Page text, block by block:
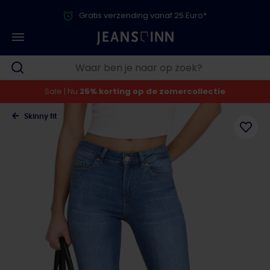
Gratis verzending vanaf 25 Euro*
Sale | Nu 25% korting op de zomercollectie
Skinny fit